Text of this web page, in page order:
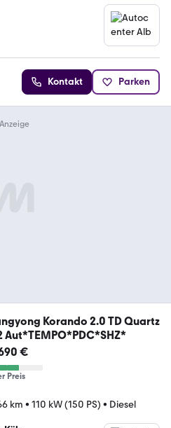
Kontakt Parken
Korando 2.0 TD Quartz
Aut*TEMPO*PDC*SHZ*
€
Preis
km • 110 kW (150 PS) • Diesel